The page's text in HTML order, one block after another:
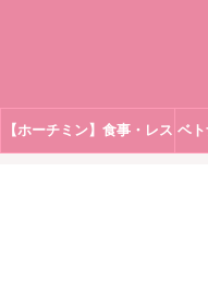
【ホーチミン】食事・レス ベ